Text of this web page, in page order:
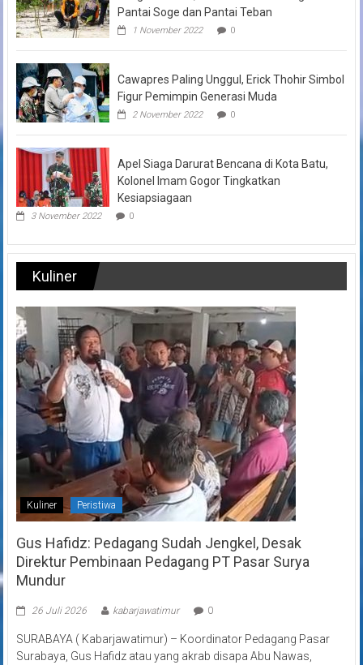
Pantai Soge dan Pantai Teban
1 November 2022 0
Cawapres Paling Unggul, Erick Thohir Simbol
Figur Pemimpin Generasi Muda
2 November 2022 0
Apel Siaga Darurat Bencana di Kota Batu,
Kolonel Imam Gogor Tingkatkan
Kesiapsiagaan
3 November 2022 0
Kuliner
Kuliner Peristiwa
Gus Hafidz: Pedagang Sudah Jengkel, Desak
Direktur Pembinaan Pedagang PT Pasar Surya
Mundur
26 Juli 2026 kabarjawatimur 0
SURABAYA ( Kabarjawatimur) – Koordinator Pedagang Pasar
Surabaya, Gus Hafidz atau yang akrab disapa Abu Nawas,